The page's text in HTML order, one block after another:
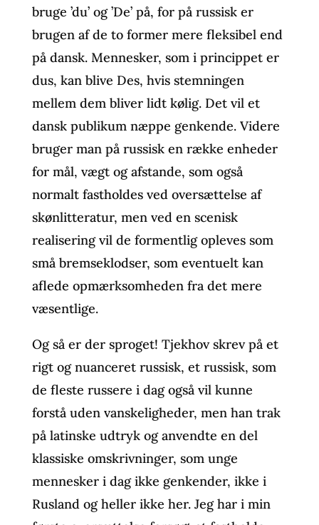
bruge ’du’ og ’De’ på, for på russisk er
brugen af de to former mere fleksibel end
på dansk. Mennesker, som i princippet er
dus, kan blive Des, hvis stemningen
mellem dem bliver lidt kølig. Det vil et
dansk publikum næppe genkende. Videre
bruger man på russisk en række enheder
for mål, vægt og afstande, som også
normalt fastholdes ved oversættelse af
skønlitteratur, men ved en scenisk
realisering vil de formentlig opleves som
små bremseklodser, som eventuelt kan
aflede opmærksomheden fra det mere
væsentlige.
Og så er der sproget! Tjekhov skrev på et
rigt og nuanceret russisk, et russisk, som
de fleste russere i dag også vil kunne
forstå uden vanskeligheder, men han trak
på latinske udtryk og anvendte en del
klassiske omskrivninger, som unge
mennesker i dag ikke genkender, ikke i
Rusland og heller ikke her. Jeg har i min